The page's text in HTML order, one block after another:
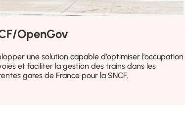
OpenGov
une solution capable d’optimiser l’occupation
et faciliter la gestion des trains dans les
gares de France pour la SNCF.